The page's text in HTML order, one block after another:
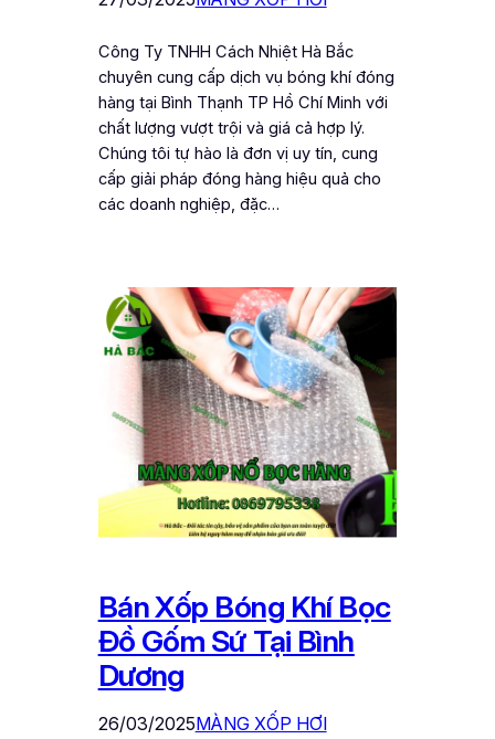
Công Ty TNHH Cách Nhiệt Hà Bắc
chuyên cung cấp dịch vụ bóng khí đóng
hàng tại Bình Thạnh TP Hồ Chí Minh với
chất lượng vượt trội và giá cả hợp lý.
Chúng tôi tự hào là đơn vị uy tín, cung
cấp giải pháp đóng hàng hiệu quả cho
các doanh nghiệp, đặc…
Bán Xốp Bóng Khí Bọc
Đồ Gốm Sứ Tại Bình
Dương
26/03/2025MÀNG XỐP HƠI